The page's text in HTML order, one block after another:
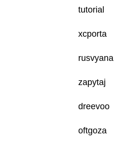
tutorial
xcporta
rusvyana
zapytaj
dreevoo
oftgoza